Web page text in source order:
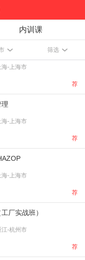
内训课
筛选
（CQI-23）
-上海市
荐
-上海市
荐
-上海市
荐
厂实战班）
-杭州市
荐